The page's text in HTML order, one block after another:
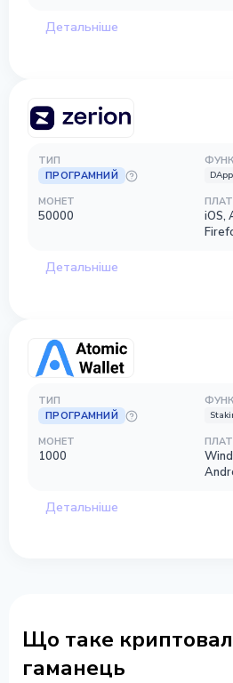
Детальніше
ТИП
ПРОГРАМНИЙ
DApp
МОНЕТ
50000
iOS,
Детальніше
ТИП
ПРОГРАМНИЙ
МОНЕТ
1000
Детальніше
Що таке
гаманець